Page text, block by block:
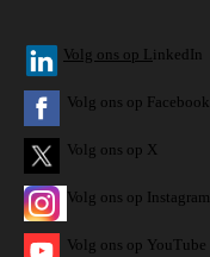
Volg ons op L inkedIn
Volg ons op Facebook
Volg ons op X
Volg ons op Instagram
Volg ons op YouTube